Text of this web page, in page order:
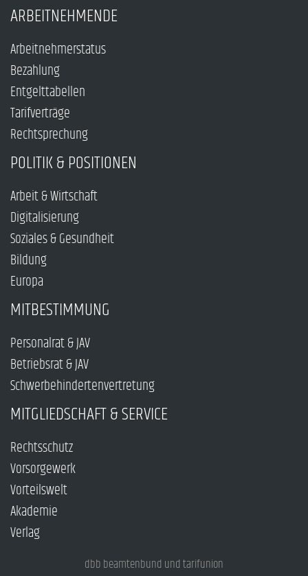
ARBEITNEHMENDE
Arbeitnehmerstatus
Bezahlung
Entgelttabellen
Tarifverträge
Rechtsprechung
POLITIK & POSITIONEN
Arbeit & Wirtschaft
Digitalisierung
Soziales & Gesundheit
Bildung
Europa
MITBESTIMMUNG
Personalrat & JAV
Betriebsrat & JAV
Schwerbehindertenvertretung
MITGLIEDSCHAFT & SERVICE
Rechtsschutz
Vorsorgewerk
Vorteilswelt
Akademie
Verlag
dbb beamtenbund und tarifunion